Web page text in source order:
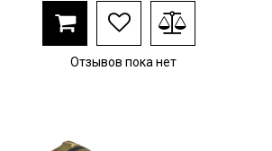
Отзывов пока нет